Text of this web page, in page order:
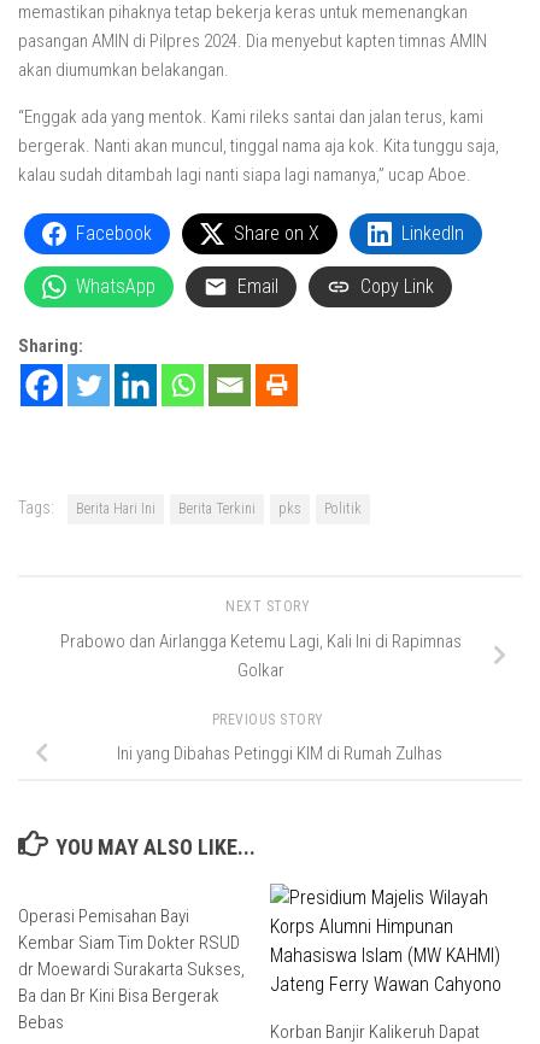
memastikan pihaknya tetap bekerja keras untuk memenangkan
pasangan AMIN di Pilpres 2024. Dia menyebut kapten timnas AMIN
akan diumumkan belakangan.
“Enggak ada yang mentok. Kami rileks santai dan jalan terus, kami
bergerak. Nanti akan muncul, tinggal nama aja kok. Kita tunggu saja,
kalau sudah ditambah lagi nanti siapa lagi namanya,” ucap Aboe.
Facebook Share on X LinkedIn
WhatsApp Email Copy Link
Sharing:
Tags: Berita Hari Ini Berita Terkini pks Politik
NEXT STORY
Prabowo dan Airlangga Ketemu Lagi, Kali Ini di Rapimnas
Golkar
PREVIOUS STORY
Ini yang Dibahas Petinggi KIM di Rumah Zulhas
YOU MAY ALSO LIKE...
Operasi Pemisahan Bayi
Kembar Siam Tim Dokter RSUD
dr Moewardi Surakarta Sukses,
Ba dan Br Kini Bisa Bergerak
Bebas
Korban Banjir Kalikeruh Dapat